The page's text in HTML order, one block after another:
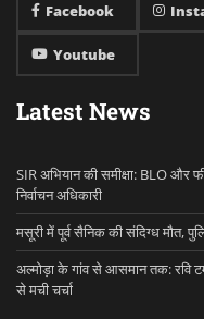
Facebook
Youtube
Latest News
SIR अभियान की समीक्षा: BLO और
निर्वाचन अधिकारी
मसूरी में पूर्व सैनिक की संदिग्ध मौत,
अल्मोड़ा के गांव से आसमान तक: रवि
से मची चर्चा